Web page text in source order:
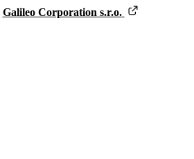
Galileo Corporation s.r.o.